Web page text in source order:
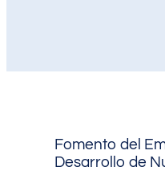
Fomento del
Desarrollo de